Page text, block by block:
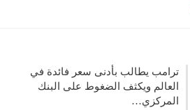
ترامب يطالب بأدنى سعر فائدة في
العالم ويكثف الضغوط على البنك
المركزي…